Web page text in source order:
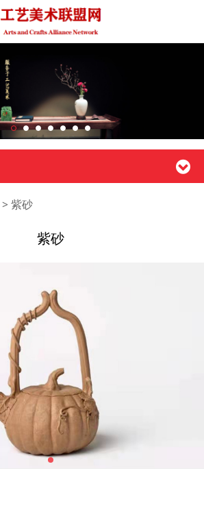
>紫砂
紫砂